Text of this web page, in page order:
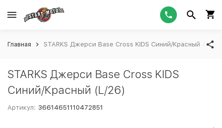
Главная STARKS Джерси Base Cross KIDS Синий/Красный (L/26)
STARKS Джерси Base Cross KIDS
Синий/Красный (L/26)
Артикул: 36614651110472851